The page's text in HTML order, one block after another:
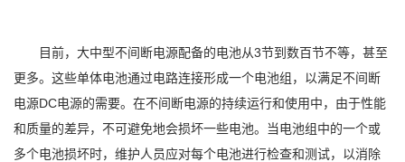
目前，大中型不间断电源配备的电池从3节到数百节不等，甚至
更多。这些单体电池通过电路连接形成一个电池组，以满足不间断
电源DC电源的需要。在不间断电源的持续运行和使用中，由于性能
和质量的差异，不可避免地会损坏一些电池。当电池组中的一个或
多个电池损坏时，维护人员应对每个电池进行检查和测试，以消除